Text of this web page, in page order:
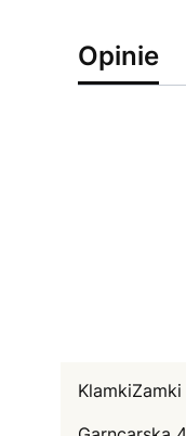
Opinie
KlamkiZamki